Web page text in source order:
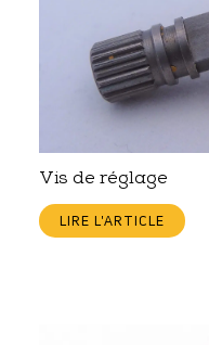
Vis de réglage
LIRE L'ARTICLE